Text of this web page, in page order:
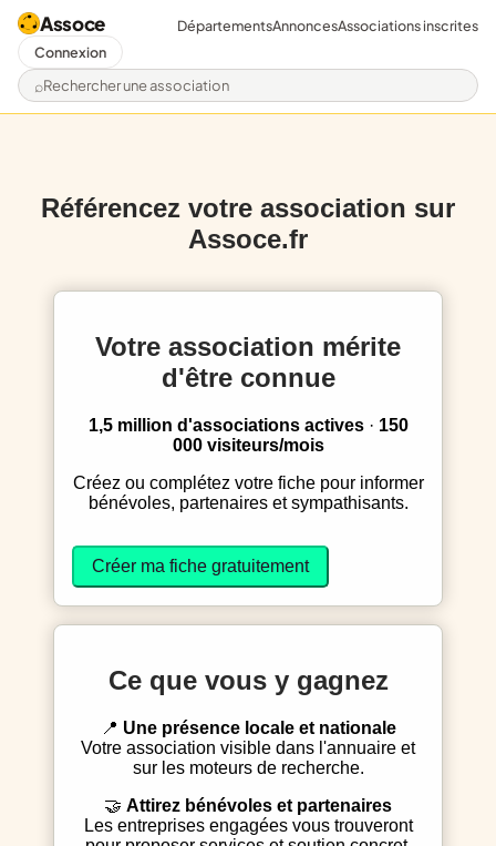
Assoce
Rechercher une association
DépartementsAnnoncesAssociations inscrites
Connexion
Référencez votre association sur
Assoce.fr
Votre association mérite
d'être connue
1,5 million d'associations actives· 150
000 visiteurs/mois
Créez ou complétez votre fiche pour informer
bénévoles, partenaires et sympathisants.
Créer ma fiche gratuitement
Ce que vous y gagnez
Une présence locale et nationale
Votre association visible dans l'annuaire et
sur les moteurs de recherche.
Attirez bénévoles et partenaires
Les entreprises engagées vous trouveront